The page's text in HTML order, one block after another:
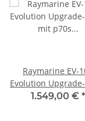
Raymarine EV-
Evolution Upgrade-
mit p70s
1.549,00 € *